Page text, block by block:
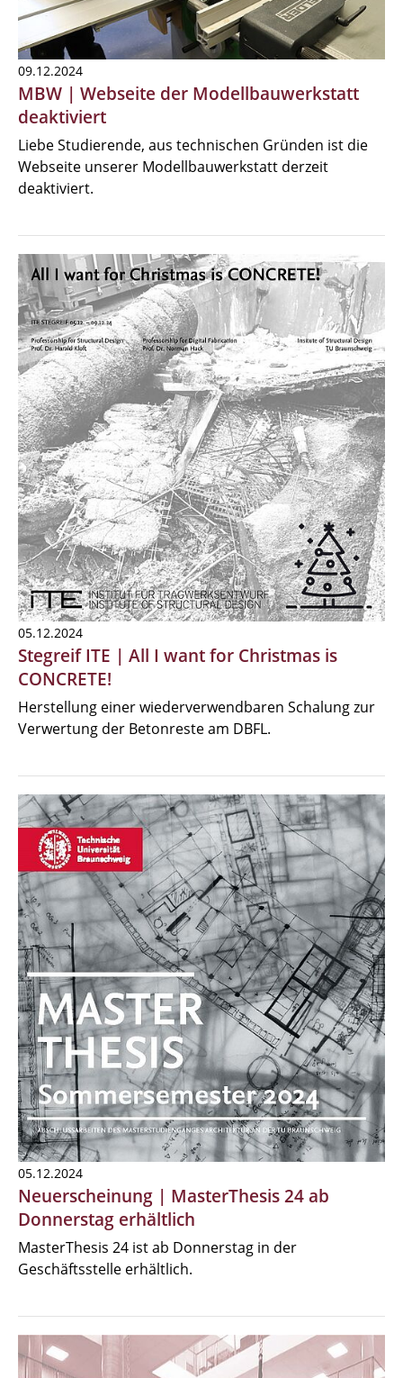
09.12.2024
MBW | Webseite der Modellbauwerkstatt
deaktiviert
Liebe Studierende, aus technischen Gründen ist die
Webseite unserer Modellbauwerkstatt derzeit
deaktiviert.
05.12.2024
Stegreif ITE | All I want for Christmas is
CONCRETE!
Herstellung einer wiederverwendbaren Schalung zur
Verwertung der Betonreste am DBFL.
05.12.2024
Neuerscheinung | MasterThesis 24 ab
Donnerstag erhältlich
MasterThesis 24 ist ab Donnerstag in der
Geschäftsstelle erhältlich.